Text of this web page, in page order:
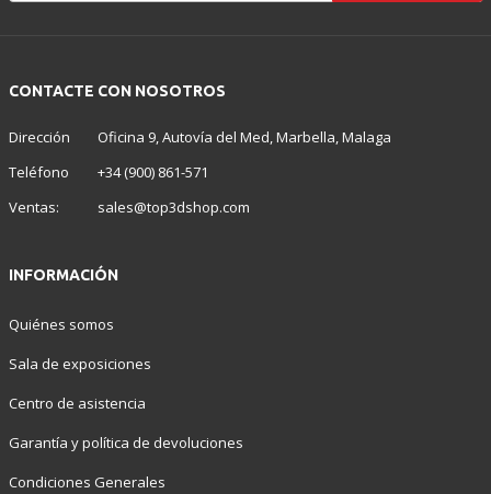
CONTACTE CON NOSOTROS
Dirección
Oficina 9, Autovía del Med, Marbella, Malaga
Teléfono
+34 (900) 861-571
Ventas:
sales@top3dshop.com
INFORMACIÓN
Quiénes somos
Sala de exposiciones
Centro de asistencia
Garantía y política de devoluciones
Condiciones Generales